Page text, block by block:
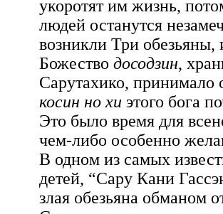
укоротят им жизнь,
людей останутся
возникли Три обезьяны,
Божество досодзин,
Сарутахико, принимало
косин но хи этого бога
Это было время для
чем-либо особенно
В одном из самых
детей, “Сару Кани
злая обезьяна обманом